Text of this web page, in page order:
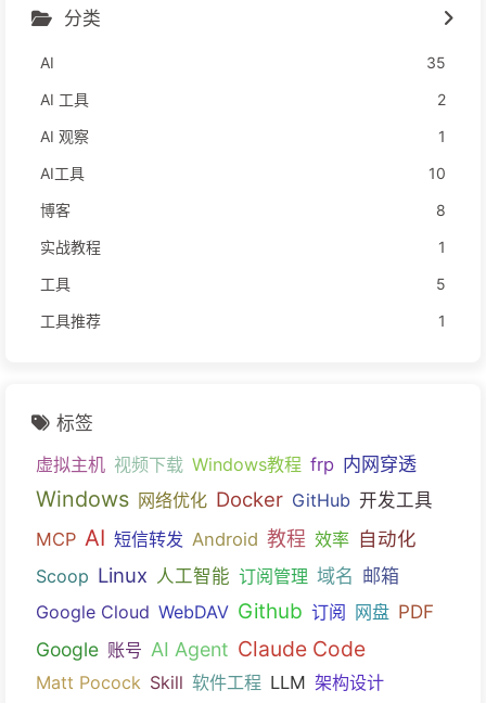
分类
AI
35
AI 工具
2
AI 观察
1
AI工具
10
博客
8
实战教程
1
工具
5
工具推荐
1
标签
虚拟主机 视频下载 Windows教程 frp 内网穿透
Windows 网络优化 Docker GitHub 开发工具
MCP AI 短信转发 Android 教程 效率 自动化
Scoop Linux 人工智能 订阅管理 域名 邮箱
Google Cloud WebDAV Github 订阅 网盘 PDF
Google 账号 AI Agent Claude Code
Matt Pocock Skill 软件工程 LLM 架构设计